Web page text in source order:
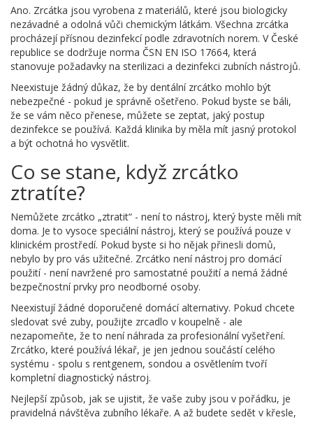
Ano. Zrcátka jsou vyrobena z materiálů, které jsou biologicky
nezávadné a odolná vůči chemickým látkám. Všechna zrcátka
procházejí přísnou dezinfekcí podle zdravotních norem. V České
republice se dodržuje norma ČSN EN ISO 17664, která
stanovuje požadavky na sterilizaci a dezinfekci zubních nástrojů.
Neexistuje žádný důkaz, že by dentální zrcátko mohlo být
nebezpečné - pokud je správně ošetřeno. Pokud byste se báli,
že se vám něco přenese, můžete se zeptat, jaký postup
dezinfekce se používá. Každá klinika by měla mít jasný protokol
a být ochotná ho vysvětlit.
Co se stane, když zrcátko
ztratíte?
Nemůžete zrcátko „ztratit“ - není to nástroj, který byste měli mít
doma. Je to vysoce speciální nástroj, který se používá pouze v
klinickém prostředí. Pokud byste si ho nějak přinesli domů,
nebylo by pro vás užitečné. Zrcátko není nástroj pro domácí
použití - není navržené pro samostatné použití a nemá žádné
bezpečnostní prvky pro neodborné osoby.
Neexistují žádné doporučené domácí alternativy. Pokud chcete
sledovat své zuby, použijte zrcadlo v koupelně - ale
nezapomeňte, že to není náhrada za profesionální vyšetření.
Zrcátko, které používá lékař, je jen jednou součástí celého
systému - spolu s rentgenem, sondou a osvětlením tvoří
kompletní diagnostický nástroj.
Nejlepší způsob, jak se ujistit, že vaše zuby jsou v pořádku, je
pravidelná návštěva zubního lékaře. A až budete sedět v křesle,